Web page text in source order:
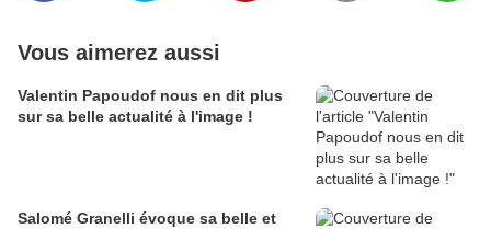
Vous aimerez aussi
Valentin Papoudof nous en dit plus
sur sa belle actualité à l'image !
Salomé Granelli évoque sa belle et